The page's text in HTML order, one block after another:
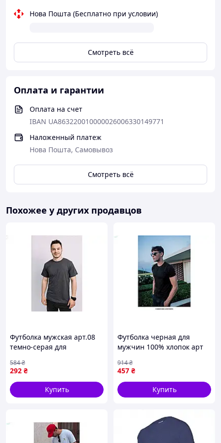
Нова Пошта (Бесплатно при условии)
Смотреть всё
Оплата и гарантии
Оплата на счет
IBAN UA863220010000026006330149771
Наложенный платеж
Нова Пошта, Самовывоз
Смотреть всё
Похожее у других продавцов
Футболка мужская арт.08
темно-серая для
комфортная и стильная
одежда
292 ₴
584₴
Купить
Футболка черная для
мужчин 100% хлопок арт
повседневной носки
457 ₴
914₴
Купить